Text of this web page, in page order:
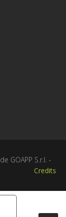
GOAPP S.r.l. -
Credits